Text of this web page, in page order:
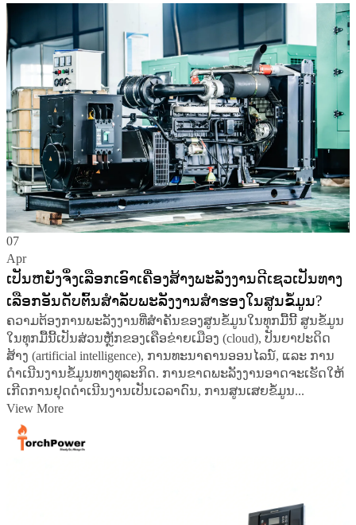
07
Apr
ເປັນຫຍັງຈຶ່ງເລືອກເອົາເຄື່ອງສ້າງພະລັງງານດີເຊວເປັນທາງ
ເລືອກອັນດັບຕົ້ນສຳລັບພະລັງງານສຳຮອງໃນສູນຂໍ້ມູນ?
ຄວາມຕ້ອງການພະລັງງານທີ່ສຳຄັນຂອງສູນຂໍ້ມູນໃນທຸກມື້ນີ້ ສູນຂໍ້ມູນ
ໃນທຸກມື້ນີ້ເປັນສ່ວນຫຼັກຂອງເຄືອຂ່າຍເມືອງ (cloud), ປັນຍາປະດິດ
ສ້າງ (artificial intelligence), ການທະນາຄານອອນໄລນ໌, ແລະ ການ
ດຳເນີນງານຂໍ້ມູນທາງທຸລະກິດ. ການຂາດພະລັງງານອາດຈະເຮັດໃຫ້
ເກີດການຢຸດດຳເນີນງານເປັນເວລາດົນ, ການສູນເສຍຂໍ້ມູນ...
View More